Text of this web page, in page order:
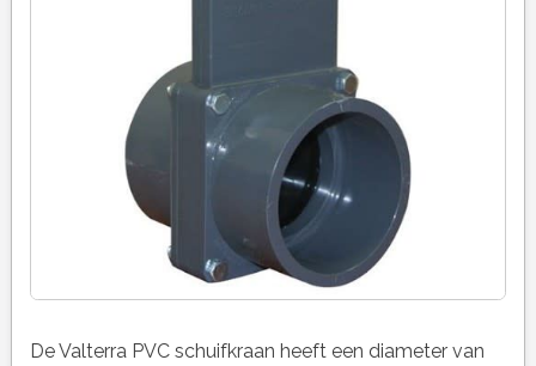
De Valterra PVC schuifkraan heeft een diameter van